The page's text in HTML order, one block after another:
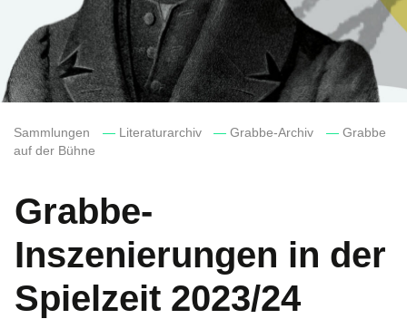
Sammlungen — Literaturarchiv — Grabbe-Archiv — Grabbe
auf der Bühne
Grabbe-
Inszenierungen in der
Spielzeit 2023/24